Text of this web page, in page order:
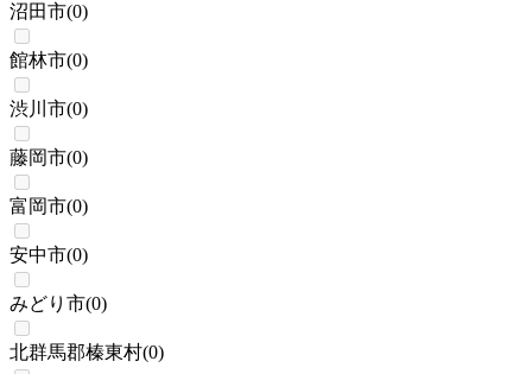
沼田市(0)
館林市(0)
渋川市(0)
藤岡市(0)
富岡市(0)
安中市(0)
みどり市(0)
北群馬郡榛東村(0)